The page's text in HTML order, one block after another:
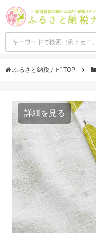
ふるさと納税ナビ TOP
詳細を見る